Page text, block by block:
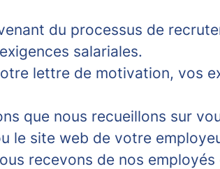
du processus de
salariales.
lettre de motivation, vos
que nous recueillons sur
le site web de votre
recevons de nos